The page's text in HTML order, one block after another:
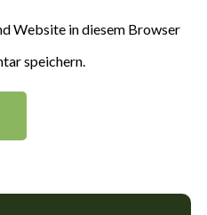
Website in diesem Browser
speichern.